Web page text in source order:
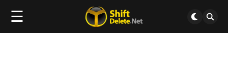
☰